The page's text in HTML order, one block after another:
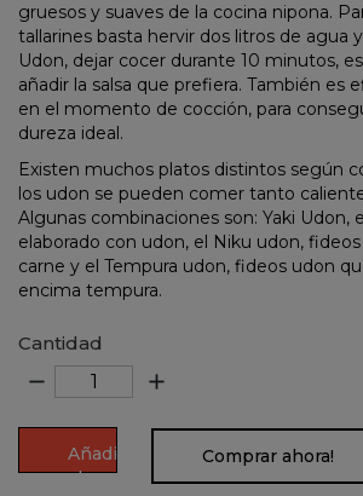
gruesos y suaves de la cocina nipona.
tallarines basta hervir dos litros de agua
Udon, dejar cocer durante 10 minutos,
añadir la salsa que prefiera. También es
en el momento de cocción, para
dureza ideal.
Existen muchos platos distintos según
los udon se pueden comer tanto
Algunas combinaciones son: Yaki Udon,
elaborado con udon, el Niku udon,
carne y el Tempura udon, fideos udon
encima tempura.
Cantidad
remove add
Añadir
al
Comprar ahora!